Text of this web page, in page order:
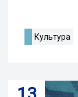
Культура